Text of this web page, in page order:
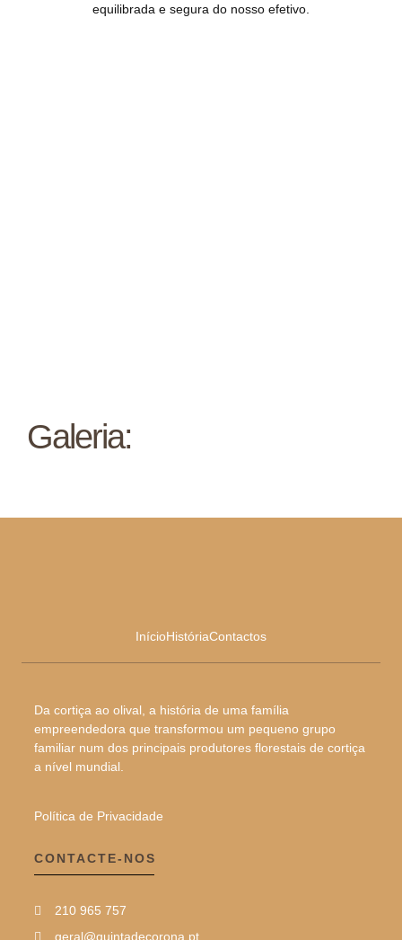
equilibrada e segura do nosso efetivo.
Galeria:
InícioHistóriaContactos
Da cortiça ao olival, a história de uma família
empreendedora que transformou um pequeno grupo
familiar num dos principais produtores florestais de cortiça
a nível mundial.
Política de Privacidade
CONTACTE-NOS
210 965 757
geral@quintadecorona.pt